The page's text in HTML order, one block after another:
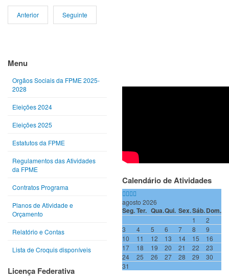
Anterior Seguinte
Menu
Orgãos Sociais da FPME 2025-
2028
Eleições 2024
Eleições 2025
Estatutos da FPME
Regulamentos das Atividades
da FPME
Contratos Programa
Planos de Atividade e
Orçamento
Relatório e Contas
Lista de Croquis disponíveis
Licença Federativa
Calendário de Atividades
agosto 2026
Seg.Ter. Qua.Qui. Sex.Sáb.Dom.
1
2
3
4 5 6 7 8
9
10
11 12 13 14 15
16
17
18 19 20 21 22
23
24
25 26 27 28 29
30
31